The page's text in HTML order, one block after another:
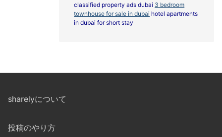
classified property ads dubai 3 bedroom
townhouse for sale in dubai hotel apartments
in dubai for short stay
sharelyについて
投稿のやり方